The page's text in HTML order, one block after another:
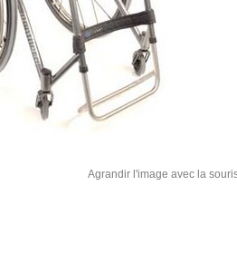
Agrandir l'image avec la